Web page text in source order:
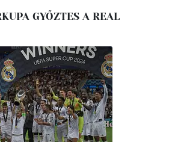
GYŐZTES A REAL